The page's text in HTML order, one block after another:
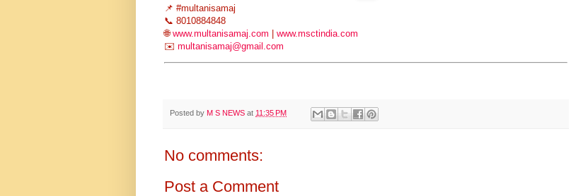
📌 #multanisamaj
📞 8010884848
🌐www.multanisamaj.com
www.msctindia.com
✉️ multanisamaj@gmail.com
Posted by M S NEWS at 11:35 PM
No comments:
Post a Comment